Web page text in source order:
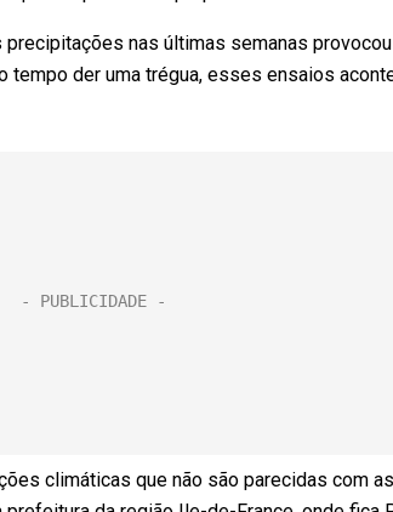
nas últimas semanas
tempo der uma trégua, esses ensaios
climáticas que não são parecidas com